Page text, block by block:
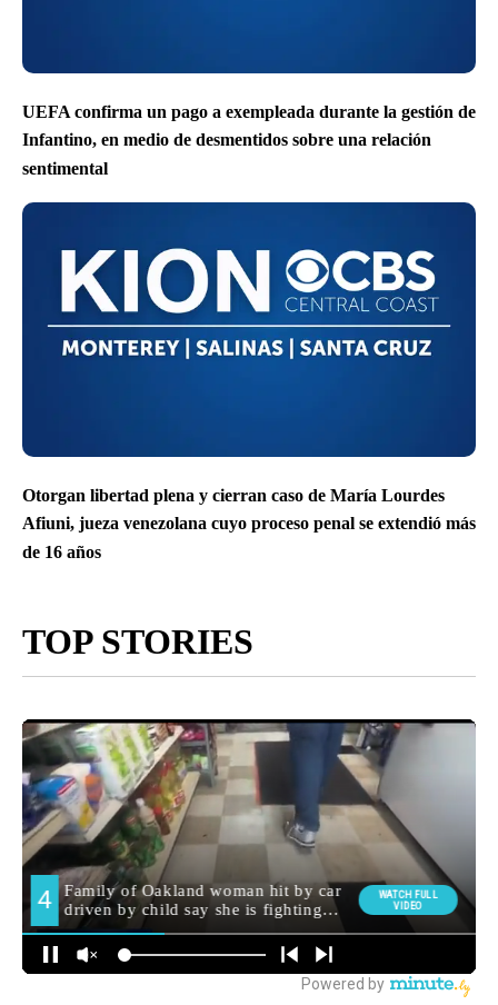
UEFA confirma un pago a exempleada durante la gestión de
Infantino, en medio de desmentidos sobre una relación
sentimental
Otorgan libertad plena y cierran caso de María Lourdes
Afiuni, jueza venezolana cuyo proceso penal se extendió más
de 16 años
TOP STORIES